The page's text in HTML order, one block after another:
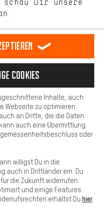
español français
Affiliateprogramm
Geschäftsbedingungen
zur Batterieentsorgung
Kontrast ändern
und exkl. MwSt zuzüglich
nachUSA.
schau Dir unsere
Mit Komfort-Cookies
Media Plattformen her. So
Inhalte und Informationen zur
du die Möglichkeit zusätzliche
die richtigen Produkte zu
eine Chat-Funktion an, damit
beantwortet werden können.
Du unsere Webseite
Cookies
Inhalte, auch
Webseite zu optimieren.
an Dritte, die die Daten
auch eine Übermittlung
oder
willigst Du in die
auch in Drittländer ein. Du
die Zukunft widerrufen.
und einige Features
erhältst Du hier